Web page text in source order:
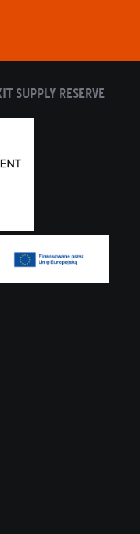
SUPPLY RESERVE